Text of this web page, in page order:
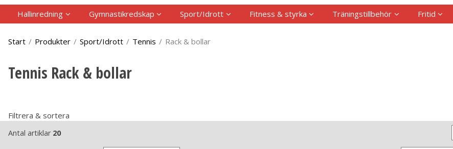
Hallinredning Gymnastikredskap Sport/Idrott Fitness & styrka Träningstillbehör Fritid
Start / Produkter / Sport/Idrott / Tennis / Rack & bollar
Tennis Rack & bollar
Filtrera & sortera
Antal artiklar 20